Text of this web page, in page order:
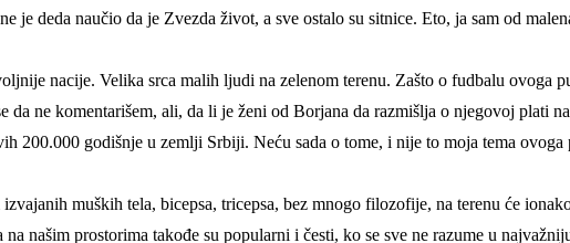
je deda naučio da je Zvezda život, a sve ostalo su sitnice. Eto, ja sam od
nacije. Velika srca malih ljudi na zelenom terenu. Zašto o fudbalu ovoga
ne komentarišem, ali, da li je ženi od Borjana da razmišlja o njegovoj plati
200.000 godišnje u zemlji Srbiji. Neću sada o tome, i nije to moja tema
muških tela, bicepsa, tricepsa, bez mnogo filozofije, na terenu će
našim prostorima takođe su popularni i česti, ko se sve ne razume u